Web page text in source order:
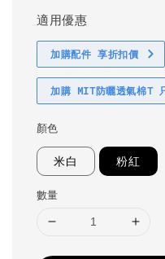
適用優惠
加購配件 享折扣價
加購 MIT防曬透氣棉T
顏色
米白 粉紅
數量